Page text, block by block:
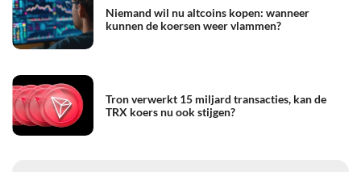
Niemand wil nu altcoins kopen: wanneer
kunnen de koersen weer vlammen?
Tron verwerkt 15 miljard transacties, kan de
TRX koers nu ook stijgen?